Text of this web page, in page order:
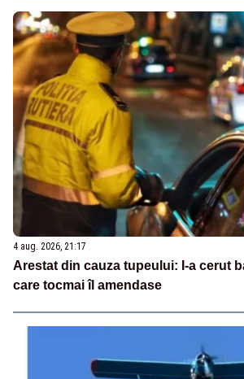
4 aug. 2026, 21:17
Arestat din cauza tupeului: I-a cerut
care tocmai îl amendase